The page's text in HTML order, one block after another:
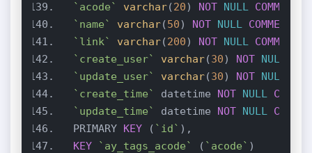
`acode`
varchar(20) NOT NULL COMMENT
`name`
varchar(50) NOT NULL COMMENT
`link`
varchar(200) NOT NULL COMMENT
`create_user`
varchar(30) NOT NULL
`update_user`
varchar(30) NOT NULL
`create_time`
datetime NOT NULL
`update_time`
datetime NOT NULL
PRIMARY KEY ( `id`
KEY
`ay_tags_acode` ( `acode`